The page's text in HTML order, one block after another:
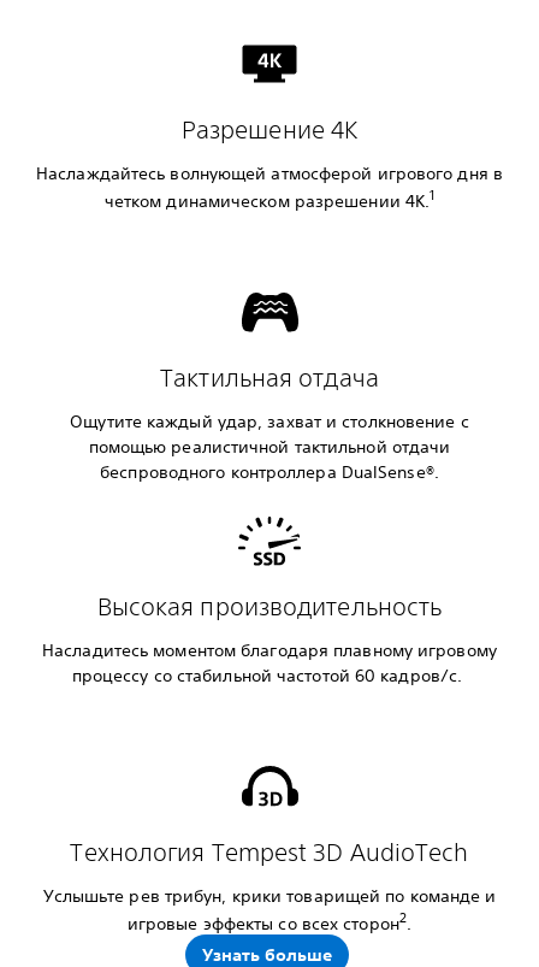
Разрешение 4K
Наслаждайтесь волнующей атмосферой игрового дня в
четком динамическом разрешении 4K.1
Тактильная отдача
Ощутите каждый удар, захват и столкновение с
помощью реалистичной тактильной отдачи
беспроводного контроллера DualSense®.
Высокая производительность
Насладитесь моментом благодаря плавному игровому
процессу со стабильной частотой 60 кадров/с.
Технология Tempest 3D AudioTech
Услышьте рев трибун, крики товарищей по команде и
игровые эффекты со всех сторон2
Узнать больше